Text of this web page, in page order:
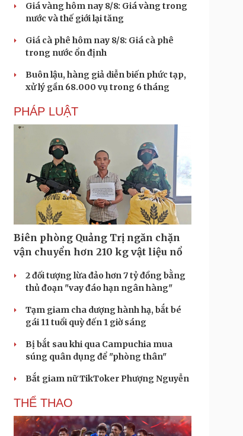
Giá vàng hôm nay 8/8: Giá vàng trong
nước và thế giới lại tăng
Giá cà phê hôm nay 8/8: Giá cà phê
trong nước ổn định
Buôn lậu, hàng giả diễn biến phức tạp,
xử lý gần 68.000 vụ trong 6 tháng
PHÁP LUẬT
Biên phòng Quảng Trị ngăn chặn
vận chuyển hơn 210 kg vật liệu nổ
2 đối tượng lừa đảo hơn 7 tỷ đồng bằng
thủ đoạn "vay đáo hạn ngân hàng"
Tạm giam cha dượng hành hạ, bắt bé
gái 11 tuổi quỳ đến 1 giờ sáng
Bị bắt sau khi qua Campuchia mua
súng quân dụng để "phòng thân"
Bắt giam nữ TikToker Phượng Nguyễn
THỂ THAO